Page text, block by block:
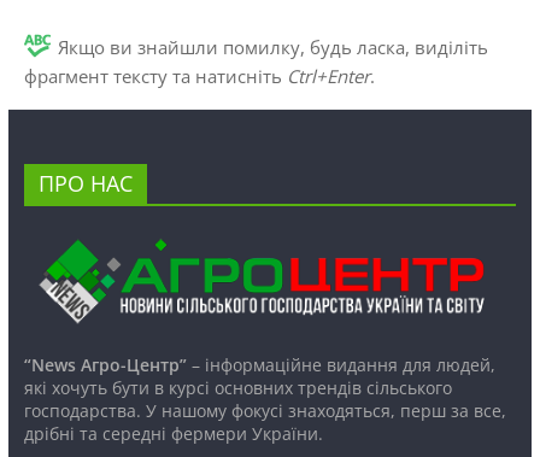
Якщо ви знайшли помилку, будь ласка, виділіть
фрагмент тексту та натисніть Ctrl+Enter.
ПРО НАС
“News Агро-Центр”– інформаційне видання для людей,
які хочуть бути в курсі основних трендів сільського
господарства. У нашому фокусі знаходяться, перш за все,
дрібні та середні фермери України.